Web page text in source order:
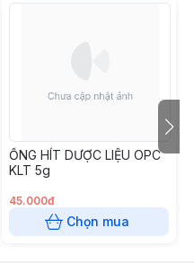
ỐNG HÍT DƯỢC LIỆU OPC
KLT 5g
45.000đ
Chọn mua